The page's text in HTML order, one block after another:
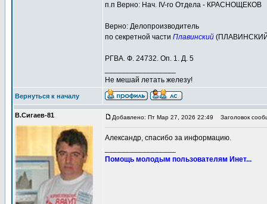
п.п Верно: Нач. IV-го Отдела - КРАСНОЩЕКОВ
Верно: Делопроизводитель
по секретной части Плавинский
РГВА. Ф. 24732. Оп. 1. Д. 5
Не мешай летать железу!
Вернуться к началу
В.Сигаев-81 Добавлено: Пт Мар 27, 2026 22:49 Заголовок
Александр, спасибо за информацию.
Помощь молодым пользователям Инет...